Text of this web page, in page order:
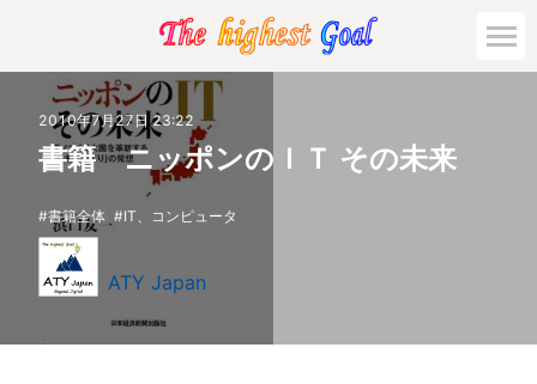
2010年7月27日 23:22
書籍 ニッポンのＩＴ その未来
書籍全体 IT、コンピュータ
ATY Japan